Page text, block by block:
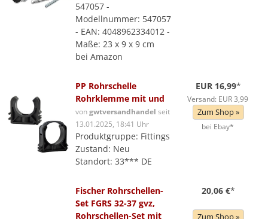
547057 -
Modellnummer: 547057
- EAN: 4048962334012 -
Maße: 23 x 9 x 9 cm
bei Amazon
PP Rohrschelle
Rohrklemme mit und
vongwtversandhandel seit
13.01.2025, 18:41 Uhr
Produktgruppe: Fittings
Zustand: Neu
Standort: 33*** DE
EUR 16,99*
Versand: EUR 3,99
Zum Shop »
bei Ebay*
Fischer Rohrschellen-
Set FGRS 32-37 gvz,
Rohrschellen-Set mit
20,06 €*
Zum Shop »